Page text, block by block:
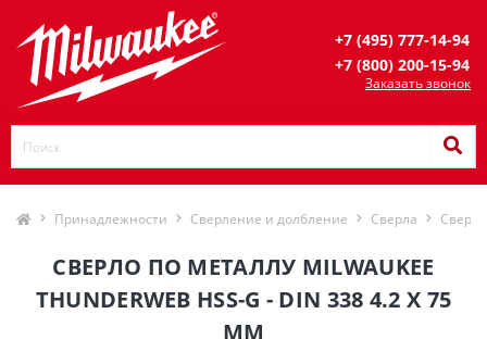
+7 (495) 777-14-94
+7 (800) 200-15-94
Заказать звонок
Принадлежности Сверление и долбление Сверла
СВЕРЛО ПО МЕТАЛЛУ MILWAUKEE
THUNDERWEB HSS-G - DIN 338 4.2 X 75
ММ